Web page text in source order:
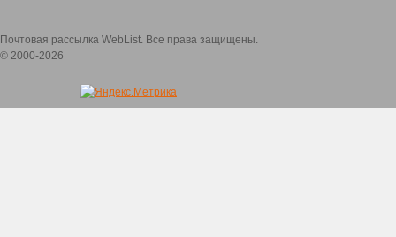
Почтовая рассылка WebList. Все права защищены.
© 2000-2026